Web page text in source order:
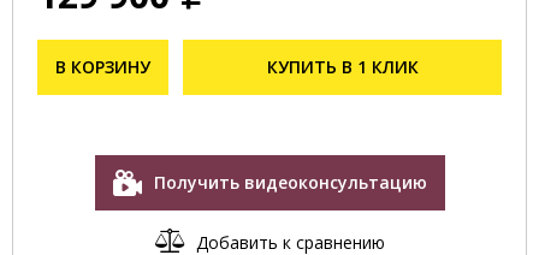
В КОРЗИНУ КУПИТЬ В 1 КЛИК
Получить видеоконсультацию
Добавить к сравнению